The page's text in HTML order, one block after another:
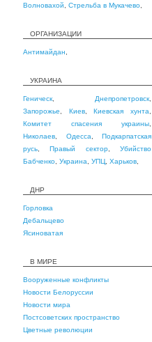
Волновахой
Стрельба в Мукачево
ОРГАНИЗАЦИИ
Антимайдан
УКРАИНА
Геническ Днепропетровск
Запорожье
Киев,Киевская хунта
Комитет спасения украины
Николаев
Одесса
Подкарпатская
русь ,Правый сектор,Убийство
Бабченко Украина УПЦ Харьков
ДНР
Горловка
Дебальцево
Ясиноватая
В МИРЕ
Вооруженные конфликты
Новости Белоруссии
Новости мира
Постсоветских пространство
Цветные революции